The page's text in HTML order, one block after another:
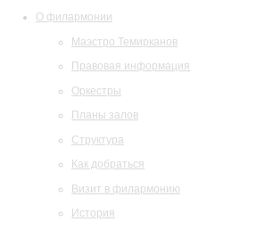
О филармонии
Маэстро Темирканов
Правовая информация
Оркестры
Планы залов
Структура
Как добраться
Визит в филармонию
История